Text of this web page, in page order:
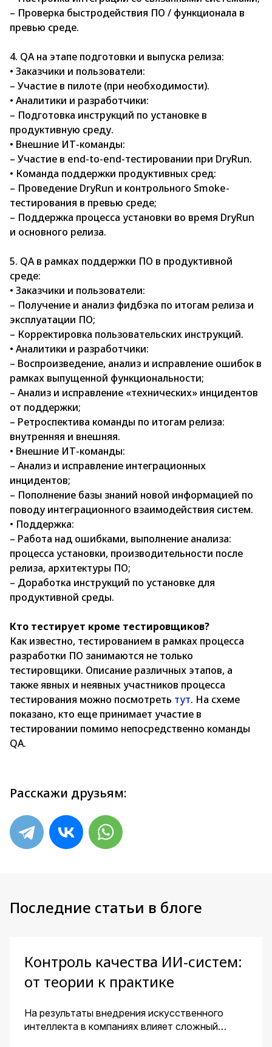
– Проверка быстродействия ПО / функционала в
превью среде.
4. QA на этапе подготовки и выпуска релиза:
• Заказчики и пользователи:
– Участие в пилоте (при необходимости).
• Аналитики и разработчики:
– Подготовка инструкций по установке в
продуктивную среду.
• Внешние ИТ-команды:
– Участие в end-to-end-тестировании при DryRun.
• Команда поддержки продуктивных сред:
– Проведение DryRun и контрольного Smoke-
тестирования в превью среде;
– Поддержка процесса установки во время DryRun
и основного релиза.
5. QA в рамках поддержки ПО в продуктивной
среде:
• Заказчики и пользователи:
– Получение и анализ фидбэка по итогам релиза и
эксплуатации ПО;
– Корректировка пользовательских инструкций.
• Аналитики и разработчики:
– Воспроизведение, анализ и исправление ошибок в
рамках выпущенной функциональности;
– Анализ и исправление «технических» инцидентов
от поддержки;
– Ретроспектива команды по итогам релиза:
внутренняя и внешняя.
• Внешние ИТ-команды:
– Анализ и исправление интеграционных
инцидентов;
– Пополнение базы знаний новой информацией по
поводу интеграционного взаимодействия систем.
• Поддержка:
– Работа над ошибками, выполнение анализа:
процесса установки, производительности после
релиза, архитектуры ПО;
– Доработка инструкций по установке для
продуктивной среды.
Кто тестирует кроме тестировщиков?
Как известно, тестированием в рамках процесса
разработки ПО занимаются не только
тестировщики. Описание различных этапов, а
также явных и неявных участников процесса
тестирования можно посмотреть тут. На схеме
показано, кто еще принимает участие в
тестировании помимо непосредственно команды
QA.
Расскажи друзьям:
Последние статьи в блоге
Контроль качества ИИ-систем:
от теории к практике
На результаты внедрения искусственного
интеллекта в компаниях влияет сложный